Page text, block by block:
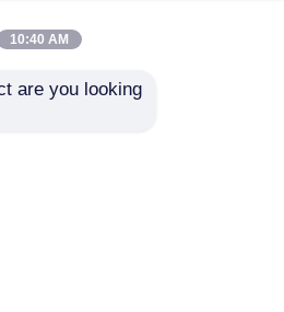
10:40 AM
are you looking